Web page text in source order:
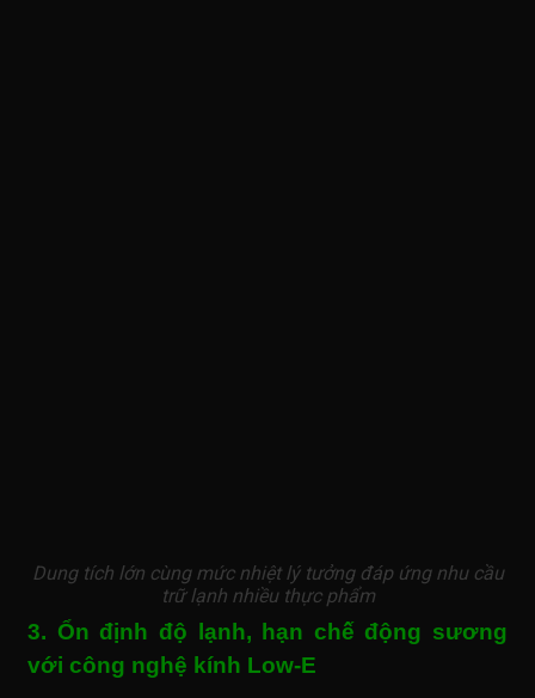
Dung tích lớn cùng mức nhiệt lý tưởng đáp ứng nhu cầu
trữ lạnh nhiều thực phẩm
3. Ổn định độ lạnh, hạn chế động sương
với công nghệ kính Low-E